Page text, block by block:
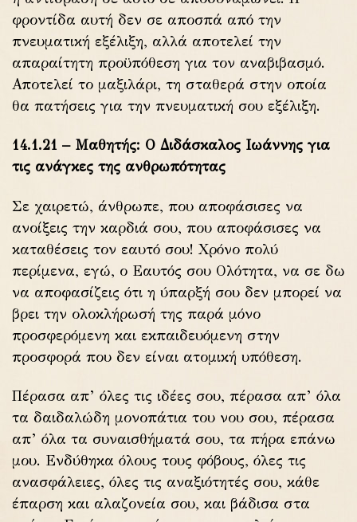
φροντίδα αυτή δεν σε αποσπά από την
πνευματική εξέλιξη, αλλά αποτελεί την
απαραίτητη προϋπόθεση για τον αναβιβασμό.
Αποτελεί το μαξιλάρι, τη σταθερά στην οποία
θα πατήσεις για την πνευματική σου εξέλιξη.
14.1.21 – Μαθητής: Ο Διδάσκαλος Ιωάννης για
τις ανάγκες της ανθρωπότητας
Σε χαιρετώ, άνθρωπε, που αποφάσισες να
ανοίξεις την καρδιά σου, που αποφάσισες να
καταθέσεις τον εαυτό σου! Χρόνο πολύ
περίμενα, εγώ, ο Εαυτός σου Ολότητα, να σε δω
να αποφασίζεις ότι η ύπαρξή σου δεν μπορεί να
βρει την ολοκλήρωσή της παρά μόνο
προσφερόμενη και εκπαιδευόμενη στην
προσφορά που δεν είναι ατομική υπόθεση.
Πέρασα απ’ όλες τις ιδέες σου, πέρασα απ’ όλα
τα δαιδαλώδη μονοπάτια του νου σου, πέρασα
απ’ όλα τα συναισθήματά σου, τα πήρα επάνω
μου. Ενδύθηκα όλους τους φόβους, όλες τις
ανασφάλειες, όλες τις αναξιότητές σου, κάθε
έπαρση και αλαζονεία σου, και βάδισα στα